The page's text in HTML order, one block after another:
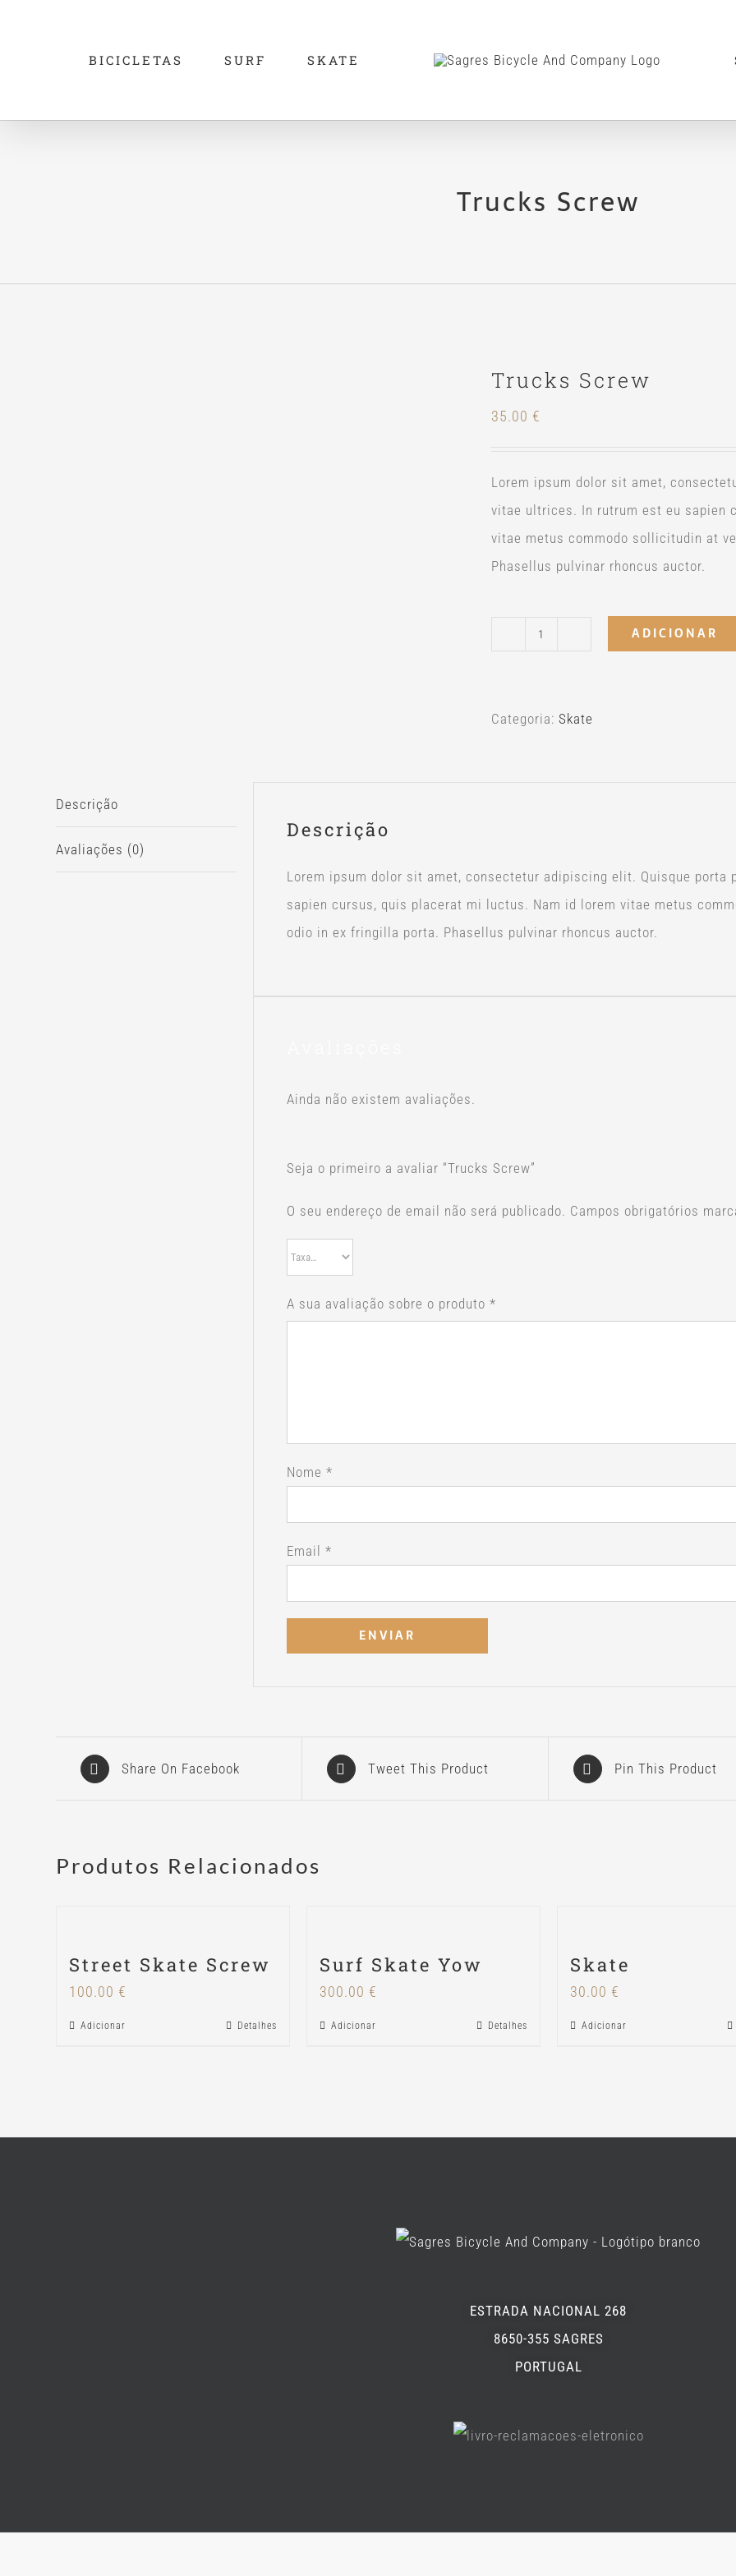
BICICLETAS SURF SKATE
Trucks Screw
Trucks Screw
35.00 €
Lorem ipsum dolor sit amet,
vitae ultrices. In rutrum est eu sapien
vitae metus commodo sollicitudin at
Phasellus pulvinar rhoncus auctor.
ADICIONAR
Categoria: Skate
Descrição
Avaliações (0)
Descrição
Lorem ipsum dolor sit amet, consectetur adipiscing elit. Quisque
sapien cursus, quis placerat mi luctus. Nam id lorem vitae metus
odio in ex fringilla porta. Phasellus pulvinar rhoncus auctor.
Ainda não existem avaliações.
Seja o primeiro a avaliar “Trucks Screw”
O seu endereço de email não será publicado. Campos obrigatórios
A sua avaliação sobre o produto *
Nome *
Email *
Share On Facebook Tweet This Product Pin This Product
Produtos Relacionados
Street Skate Screw
100.00 €
Adicionar Detalhes
Surf Skate Yow
300.00 €
Adicionar Detalhes
Skate
30.00 €
Adicionar
ESTRADA NACIONAL 268
8650-355 SAGRES
PORTUGAL